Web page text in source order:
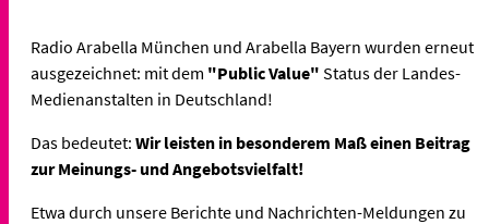
Radio Arabella München und Arabella Bayern wurden erneut
ausgezeichnet: mit dem "Public Value" Status der Landes-
Medienanstalten in Deutschland!
Das bedeutet: Wir leisten in besonderem Maß einen Beitrag
zur Meinungs- und Angebotsvielfalt!
Etwa durch unsere Berichte und Nachrichten-Meldungen zu